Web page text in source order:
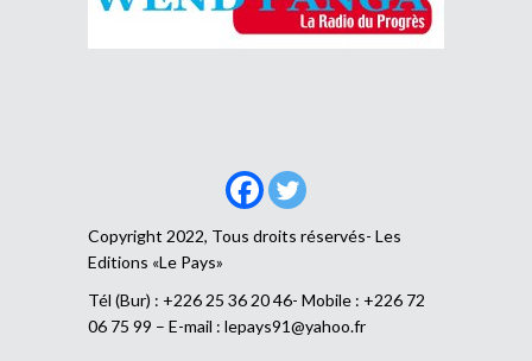
Copyright 2022, Tous droits réservés- Les
Editions «Le Pays»
Tél (Bur) : +226 25 36 20 46- Mobile : +226 72
06 75 99 – E-mail : lepays91@yahoo.fr